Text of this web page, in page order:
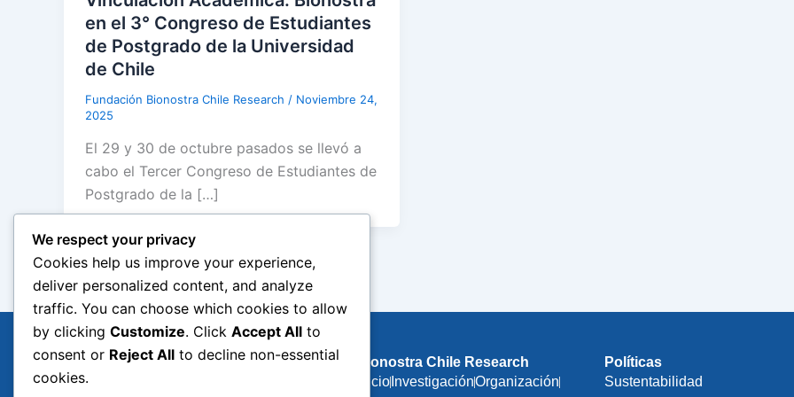
en el 3° Congreso de Estudiantes
de Postgrado de la Universidad
de Chile
Fundación Bionostra Chile Research / Noviembre 24,
2025
El 29 y 30 de octubre pasados se llevó a
cabo el Tercer Congreso de Estudiantes de
Postgrado de la […]
Bionostra Chile Research
Inicio InvestigaciónOrganización
Políticas
Sustentabilidad
We respect your privacy
Cookies help us improve your experience,
deliver personalized content, and analyze
traffic. You can choose which cookies to allow
by clicking Customize. Click Accept All to
consent or Reject All to decline non-essential
cookies.